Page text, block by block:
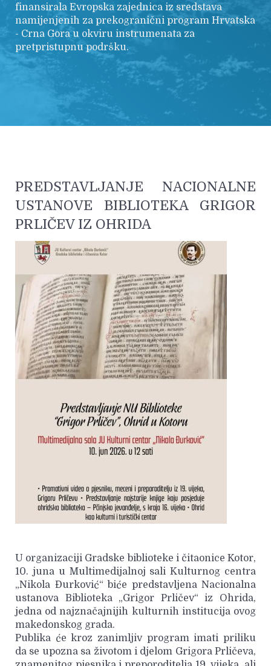
finansirala Evropska zajednica iz sredstava
namijenjenih za prekogranični program Hrvatska
- Crna Gora u okviru instrumenata za
pretpristupnu podršku.
PREDSTAVLJANJE NACIONALNE
USTANOVE BIBLIOTEKA GRIGOR
PRLIČEV IZ OHRIDA
U organizaciji Gradske biblioteke i čitaonice Kotor,
10. juna u Multimedijalnoj sali Kulturnog centra
„Nikola Đurković“ biće predstavljena Nacionalna
ustanova Biblioteka „Grigor Prličev“ iz Ohrida,
jedna od najznačajnijih kulturnih institucija ovog
makedonskog grada.
Publika će kroz zanimljiv program imati priliku
da se upozna sa životom i djelom Grigora Prličeva,